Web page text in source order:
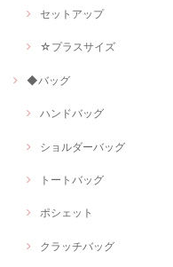
セットアップ
☆プラスサイズ
◆バッグ
ハンドバッグ
ショルダーバッグ
トートバッグ
ポシェット
クラッチバッグ